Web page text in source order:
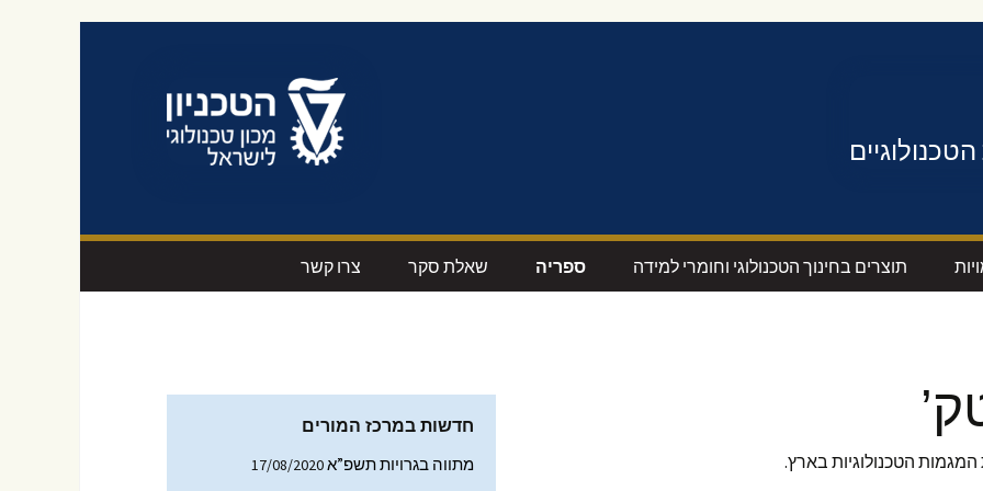
למגמה
תוצרים בחינוך הטכנולוגי וחומרי למידה
ביוטכנולוגיה
ספריה
עיצוב מוצר
תקנים טכנולוגיים
מאמרים בתחום
הטכנולוגי -הנדסי
שאלת סקר צרו קשר
הטכנולוגיות בארץ.
חדשות במרכז המורים
מתווה בגרויות תשפ”א17/08/2020